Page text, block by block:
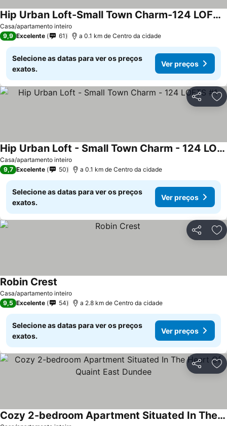
Casa/apartamento inteiro
Hip Urban Loft-Small Town Charm-124 LOFTS #2
Ver preços
9,9 Excelente 61 a 0.1 km de Centro da cidade
Selecione as datas para ver os preços
exatos.
Ver preços
Partilhar
Casa/apartamento inteiro
Hip Urban Loft - Small Town Charm - 124 LOFTS #1
Ver preços
9,7 Excelente 50 a 0.1 km de Centro da cidade
Selecione as datas para ver os preços
exatos.
Ver preços
Partilhar
Casa/apartamento inteiro
Robin Crest
9,5 Excelente 54 a 2.8 km de Centro da cidade
Selecione as datas para ver os preços
exatos.
Ver preços
Partilhar
Cozy 2-bedroom Apartment Situated In The Heart Of Quaint East Dundee